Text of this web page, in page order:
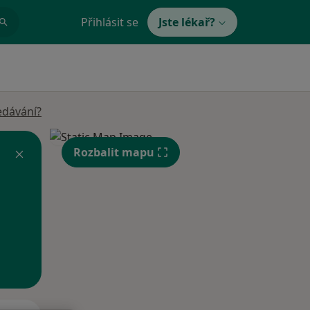
Přihlásit se Jste lékař?
Rozbalit mapu